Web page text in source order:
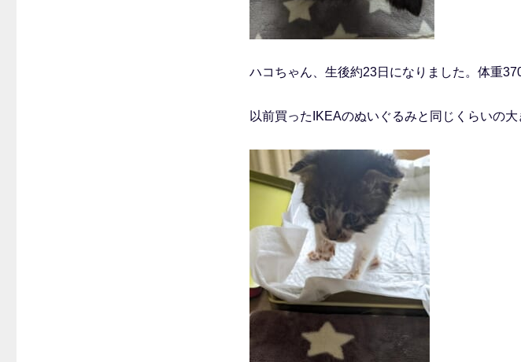
ハコちゃん、生後約23日になりました。体重
以前買ったIKEAのぬいぐるみと同じくらいの大